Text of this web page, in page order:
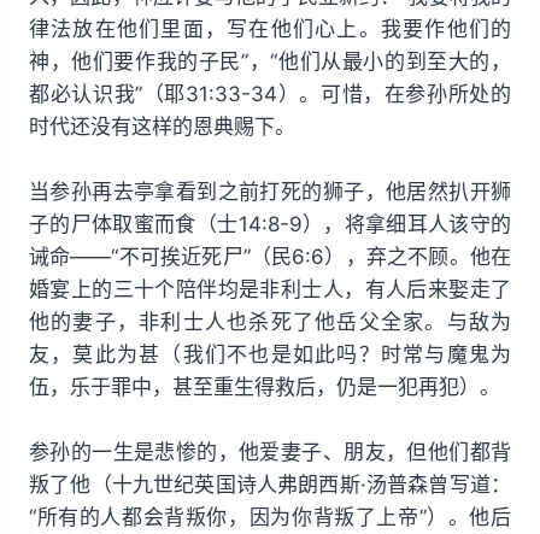
律法放在他们里面，写在他们心上。我要作他们的
神，他们要作我的子民”，“他们从最小的到至大的，
都必认识我”（耶31:33-34）。可惜，在参孙所处的
时代还没有这样的恩典赐下。
当参孙再去亭拿看到之前打死的狮子，他居然扒开狮
子的尸体取蜜而食（士14:8-9），将拿细耳人该守的
诫命——“不可挨近死尸”（民6:6），弃之不顾。他在
婚宴上的三十个陪伴均是非利士人，有人后来娶走了
他的妻子，非利士人也杀死了他岳父全家。与敌为
友，莫此为甚（我们不也是如此吗？时常与魔鬼为
伍，乐于罪中，甚至重生得救后，仍是一犯再犯）。
参孙的一生是悲惨的，他爱妻子、朋友，但他们都背
叛了他（十九世纪英国诗人弗朗西斯·汤普森曾写道：
“所有的人都会背叛你，因为你背叛了上帝”）。他后